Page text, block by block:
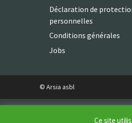
Déclaration de
personnelles
Conditions générales
Jobs
© Arsia asbl
Ce site